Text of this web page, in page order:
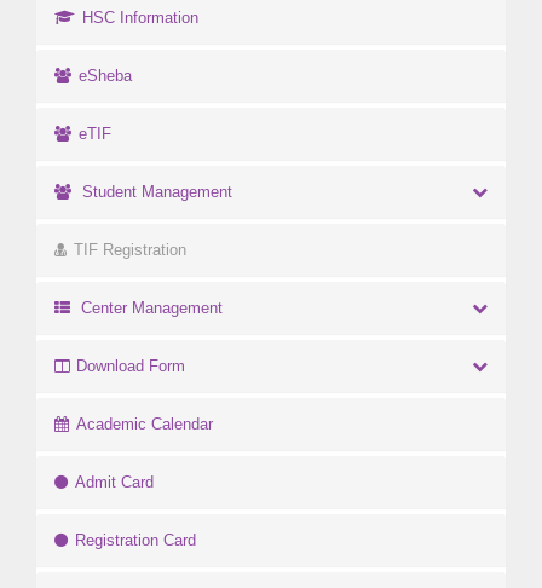
HSC Information
eSheba
eTIF
Student Management
TIF Registration
Center Management
Download Form
Academic Calendar
Admit Card
Registration Card